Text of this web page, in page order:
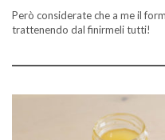
Però considerate che a me il
trattenendo dal finirmeli tutti!